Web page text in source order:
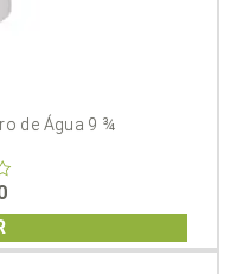
de Água 9 ¾